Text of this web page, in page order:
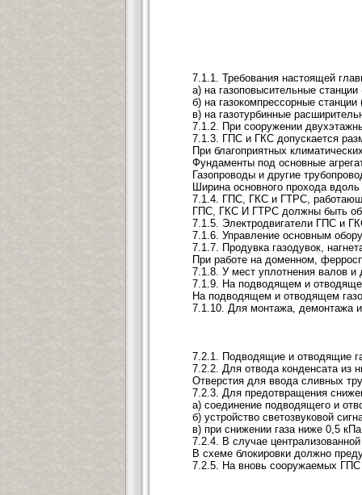
7.1.1. Требования настоящей
а) на газоповысительные
б) на газокомпрессорные
в) на газотурбинные
7.1.2. При сооружении
7.1.3. ГПС и ГКС допускается
При благоприятных
Фундаменты под основные
Газопроводы и другие
Ширина основного прохода
7.1.4. ГПС, ГКС и ГТРС,
ГПС, ГКС И ГТРС должны быть
7.1.5. Электродвигатели ГПС и
7.1.6. Управление основным
7.1.7. Продувка газодувок,
При работе на доменном,
7.1.8. У мест уплотнения валов и
7.1.9. На подводящем и
На подводящем и отводящем
7.1.10. Для монтажа, демонтажа и
7.2.1. Подводящие и отводящие
7.2.2. Для отвода конденсата из
Отверстия для ввода сливных
7.2.3. Для предотвращения
а) соединение подводящего и
б) устройство светозвуковой
в) при снижении газа ниже 0,5
7.2.4. В случае
В схеме блокировки должно
7.2.5. На вновь сооружаемых ГПС